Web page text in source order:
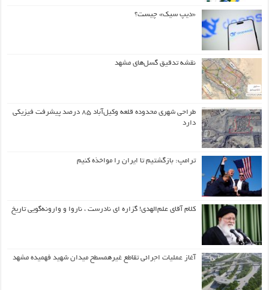
«دیپ سیک» چیست؟
نقشه تدقیق گسل‌های مشهد
طراحی شهری محدوده قلعه وکیل‌آباد ۸۵ درصد پیشرفت فیزیکی
دارد
ترامپ: بازگشتیم تا ایران را مواخذه کنیم
کلام آقای علم‌الهدی! گزاره ای نادرست ، ناروا و وارونه‌گویی تاریخ
آغاز عملیات اجرائی تقاطع غیرهمسطح میدان شهید فهمیده مشهد